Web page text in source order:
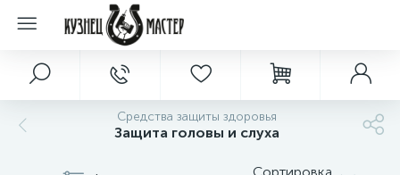
Средства защиты здоровья
Защита головы и слуха